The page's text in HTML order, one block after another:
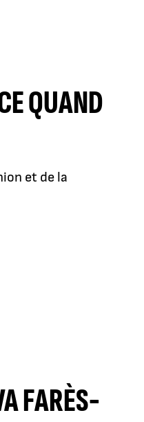
QUAND
et de la
FARÈS-